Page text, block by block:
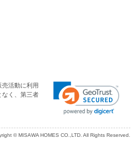
活動に利用
なく、第三者
© MISAWA HOMES CO.,LTD. All Rights Reserved.